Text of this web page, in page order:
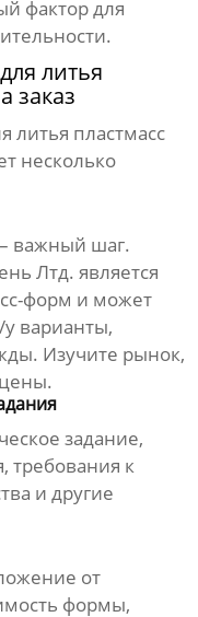
фактор для
литья
заказ
литья пластмасс
несколько
важный шаг.
Лтд. является
форм и может
варианты,
Изучите рынок,
задание,
требования к
и другие
от
формы,